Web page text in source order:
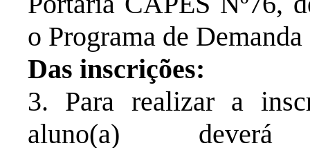
o Programa de
Das inscrições:
3. Para realizar a
aluno(a)